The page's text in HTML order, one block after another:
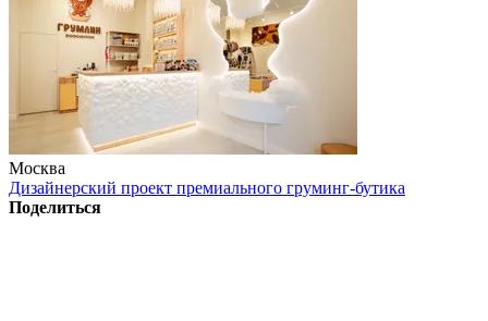
Москва
Дизайнерский проект премиального груминг-бутика
Поделиться